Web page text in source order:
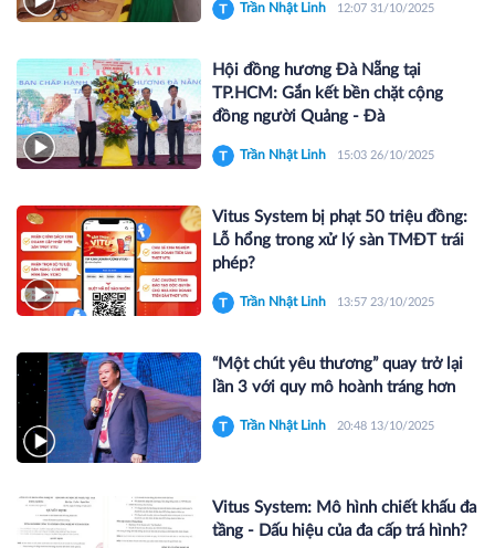
Trần Nhật Linh 12:07 31/10/2025
Hội đồng hương Đà Nẵng tại
TP.HCM: Gắn kết bền chặt cộng
đồng người Quảng - Đà
Trần Nhật Linh 15:03 26/10/2025
Vitus System bị phạt 50 triệu đồng:
Lỗ hổng trong xử lý sàn TMĐT trái
phép?
Trần Nhật Linh 13:57 23/10/2025
“Một chút yêu thương” quay trở lại
lần 3 với quy mô hoành tráng hơn
Trần Nhật Linh 20:48 13/10/2025
Vitus System: Mô hình chiết khấu đa
tầng - Dấu hiệu của đa cấp trá hình?